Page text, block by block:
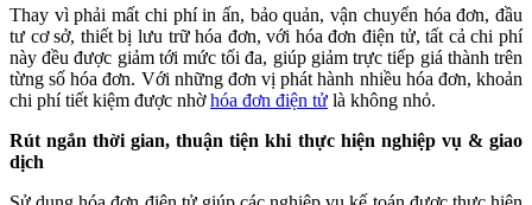
Thay vì phải mất chi phí in ấn, bảo quản, vận chuyển hóa đơn, đầu
tư cơ sở, thiết bị lưu trữ hóa đơn, với hóa đơn điện tử, tất cả chi phí
này đều được giảm tới mức tối đa, giúp giảm trực tiếp giá thành trên
từng số hóa đơn. Với những đơn vị phát hành nhiều hóa đơn, khoản
chi phí tiết kiệm được nhờhóa đơn điện tử là không nhỏ.
Rút ngắn thời gian, thuận tiện khi thực hiện nghiệp vụ & giao
dịch